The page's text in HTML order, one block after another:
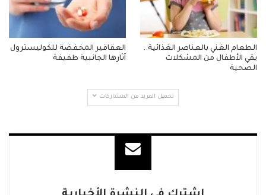
الطعام الغني بالعناصر الغذائية..
يقي الأطفال من المشكلات
الصحية
العقاقير المخفضة للكوليسترول
آثارها الجانبية طفيفة
تحميل المزيد من المشاركات